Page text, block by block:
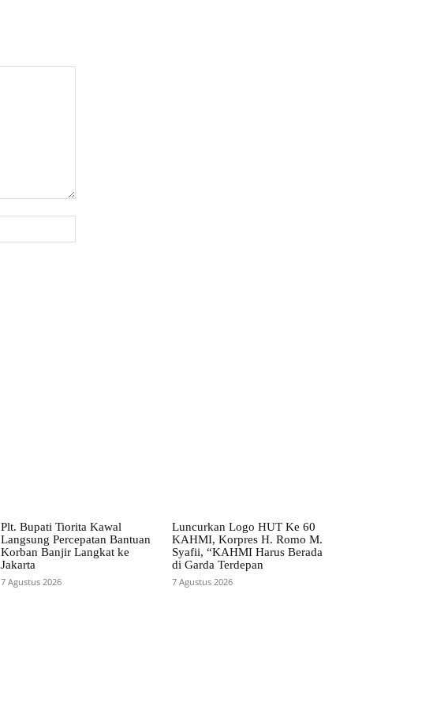
Plt. Bupati Tiorita Kawal
Langsung Percepatan Bantuan
Korban Banjir Langkat ke
Jakarta
7 Agustus 2026
Luncurkan Logo HUT Ke 60
KAHMI, Korpres H. Romo M.
Syafii, “KAHMI Harus Berada
di Garda Terdepan
7 Agustus 2026